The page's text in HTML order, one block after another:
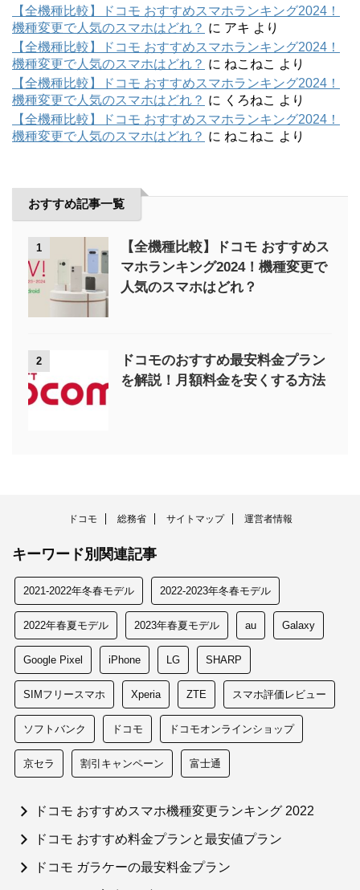
【全機種比較】ドコモ おすすめスマホランキング2024！
機種変更で人気のスマホはどれ？ に アキ より
【全機種比較】ドコモ おすすめスマホランキング2024！
機種変更で人気のスマホはどれ？ に ねこねこ より
【全機種比較】ドコモ おすすめスマホランキング2024！
機種変更で人気のスマホはどれ？ に くろねこ より
【全機種比較】ドコモ おすすめスマホランキング2024！
機種変更で人気のスマホはどれ？ に ねこねこ より
おすすめ記事一覧
1
【全機種比較】ドコモ おすすめス
マホランキング2024！機種変更で
人気のスマホはどれ？
2
ドコモのおすすめ最安料金プラン
を解説！月額料金を安くする方法
ドコモ 総務省 サイトマップ 運営者情報
キーワード別関連記事
2021-2022年冬春モデル 2022-2023年冬春モデル
2022年春夏モデル 2023年春夏モデル au Galaxy
Google Pixel iPhone LG SHARP
SIMフリースマホ Xperia ZTE スマホ評価レビュー
ソフトバンク ドコモ ドコモオンラインショップ
京セラ 割引キャンペーン 富士通
ドコモ おすすめスマホ機種変更ランキング 2022
ドコモ おすすめ料金プランと最安値プラン
ドコモ ガラケーの最安料金プラン